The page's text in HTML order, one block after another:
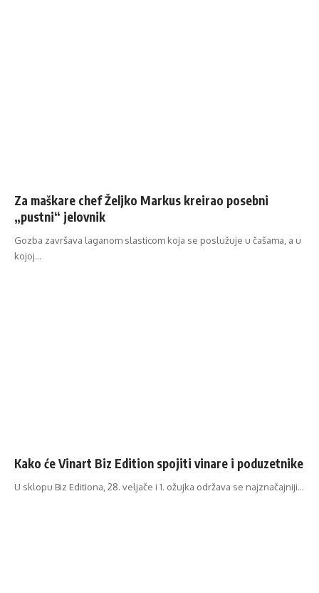
Za maškare chef Željko Markus kreirao posebni
„pustni“ jelovnik
Gozba završava laganom slasticom koja se poslužuje u čašama, a u
kojoj…
Kako će Vinart Biz Edition spojiti vinare i poduzetnike
U sklopu Biz Editiona, 28. veljače i 1. ožujka održava se najznačajniji…